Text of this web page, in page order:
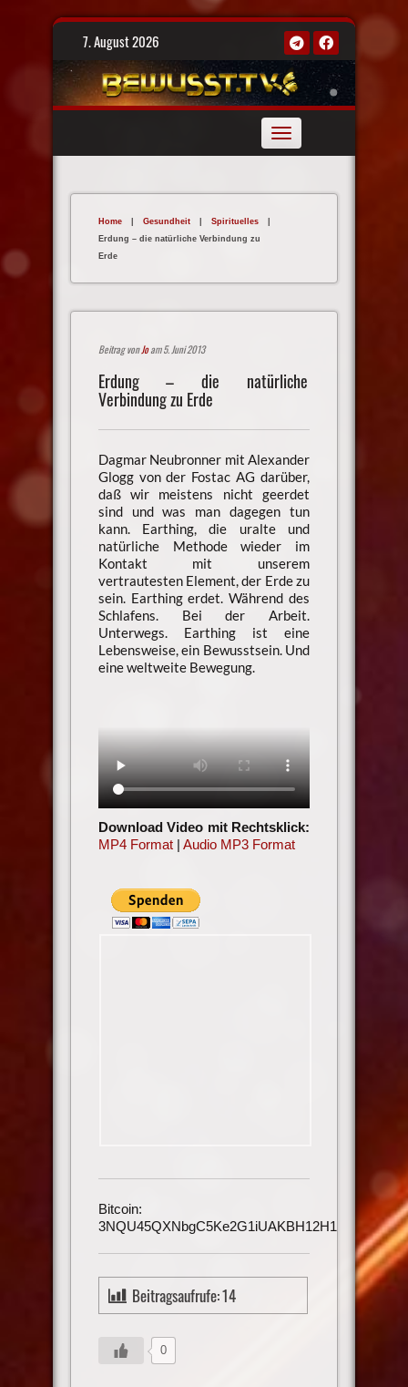
Skip
7. August 2026
Toggle
navigation
Home | Gesundheit | Spirituelles
|
Erdung – die natürliche Verbindung zu
Erde
Beitrag vonJoam 5. Juni 2013
Erdung – die natürliche
Verbindung zu Erde
Dagmar Neubronner mit Alexander
Glogg von der Fostac AG darüber,
daß wir meistens nicht geerdet
sind und was man dagegen tun
kann. Earthing, die uralte und
natürliche Methode wieder im
Kontakt mit unserem
vertrautesten Element, der Erde zu
sein. Earthing erdet. Während des
Schlafens. Bei der Arbeit.
Unterwegs. Earthing ist eine
Lebensweise, ein Bewusstsein. Und
eine weltweite Bewegung.
Download Video mit Rechtsklick:
MP4 Format| Audio MP3 Format
Bitcoin:
3NQU45QXNbgC5Ke2G1iUAKBH12H1h3UmAu
Beitragsaufrufe:14
0